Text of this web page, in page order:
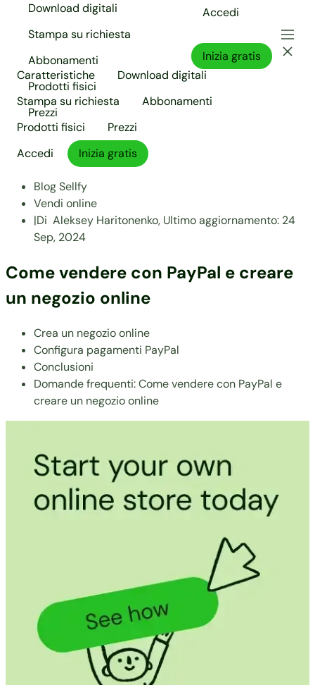
Download digitali
Stampa su richiesta
Abbonamenti
Prodotti fisici
Prezzi
Accedi
Inizia gratis
Caratteristiche
Download digitali
Stampa su richiesta
Abbonamenti
Prodotti fisici
Prezzi
Accedi
Inizia gratis
Blog Sellfy
Vendi online
|Di Aleksey Haritonenko, Ultimo aggiornamento: 24
Sep, 2024
Come vendere con PayPal e creare
un negozio online
Crea un negozio online
Configura pagamenti PayPal
Conclusioni
Domande frequenti: Come vendere con PayPal e
creare un negozio online